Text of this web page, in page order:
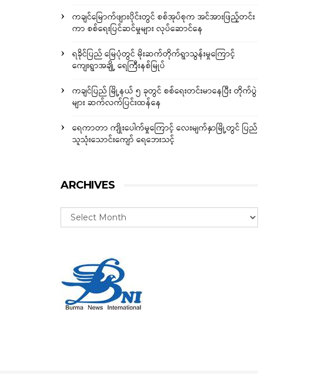
ကချင်မြောက်ဖျားပိုင်းတွင် စစ်အုပ်စုက အင်အားဖြည့်တင်း
ကာ စစ်ရေးပြင်ဆင်မှုများ လုပ်ဆောင်နေ
ရခိုင်ပြည် မြေပုံတွင် မိုးဆက်တိုက်ရွာသွန်းမှုကြောင့်
ကျေးရွာအချို့ ရေကြီးနစ်မြုပ်
ကချင်ပြည် မြို့နယ် ၅ ခုတွင် စစ်ရေးတင်းမာနေပြီး တိုက်ပွဲ
များ ဆက်လက်ပြင်းထန်နေ
ရေကာတာ ကျိုးပေါက်မှုကြောင့် လေးမျက်နှာမြို့တွင် ပြည်
သူသုံးသောင်းကျော် ရေဘေးသင့်
ARCHIVES